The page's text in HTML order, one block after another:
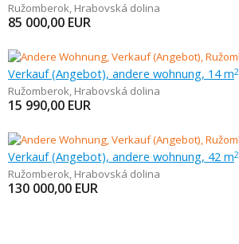
Ružomberok, Hrabovská dolina
85 000,00 EUR
Verkauf (Angebot), andere wohnung, 14 m2
Ružomberok, Hrabovská dolina
15 990,00 EUR
Verkauf (Angebot), andere wohnung, 42 m2
Ružomberok, Hrabovská dolina
130 000,00 EUR